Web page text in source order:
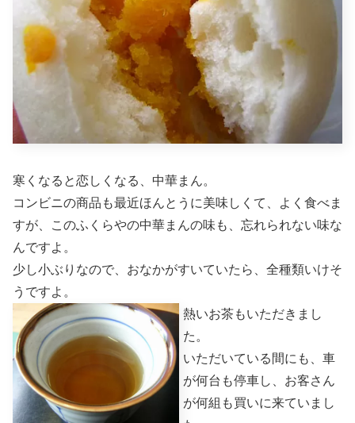
寒くなると恋しくなる、中華まん。
コンビニの商品も最近ほんとうに美味しくて、よく食べま
すが、このふくらやの中華まんの味も、忘れられない味な
んですよ。
少し小ぶりなので、おなかがすいていたら、全種類いけそ
うですよ。
熱いお茶もいただきまし
た。
いただいている間にも、車
が何台も停車し、お客さん
が何組も買いに来ていまし